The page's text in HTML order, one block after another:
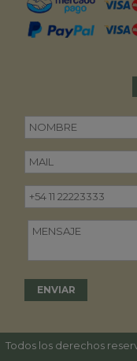
Todos los derechos